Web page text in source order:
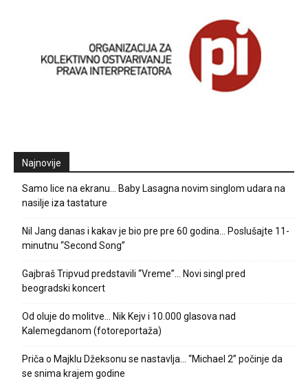
Najnovije
Samo lice na ekranu… Baby Lasagna novim singlom udara na
nasilje iza tastature
Nil Jang danas i kakav je bio pre pre 60 godina… Poslušajte 11-
minutnu “Second Song”
Gajbraš Tripvud predstavili “Vreme”… Novi singl pred
beogradski koncert
Od oluje do molitve… Nik Kejv i 10.000 glasova nad
Kalemegdanom (fotoreportaža)
Priča o Majklu Džeksonu se nastavlja… “Michael 2” počinje da
se snima krajem godine